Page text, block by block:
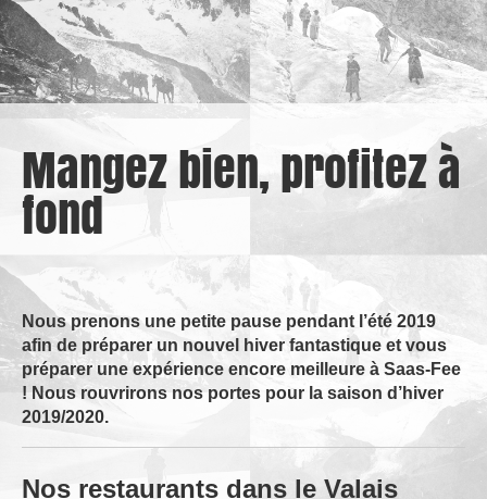
Mangez bien, profitez à
fond
Nous prenons une petite pause pendant l’été 2019
afin de préparer un nouvel hiver fantastique et vous
préparer une expérience encore meilleure à Saas-Fee
! Nous rouvrirons nos portes pour la saison d’hiver
2019/2020.
Nos restaurants dans le Valais